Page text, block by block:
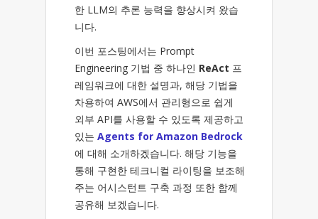
한 LLM의 추론 능력을 향상시켜 왔습
니다.
이번 포스팅에서는 Prompt
Engineering 기법 중 하나인 ReAct 프
레임워크에 대한 설명과, 해당 기법을
차용하여 AWS에서 관리형으로 쉽게
외부 API를 사용할 수 있도록 제공하고
있는 Agents for Amazon Bedrock
에 대해 소개하겠습니다. 해당 기능을
통해 구현한 테크니컬 라이팅을 보조해
주는 어시스턴트 구축 과정 또한 함께
공유해 보겠습니다.